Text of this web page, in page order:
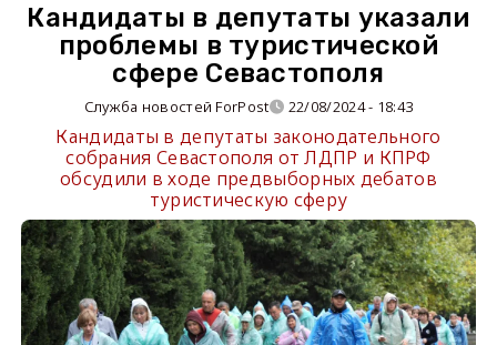
Кандидаты в депутаты указали
проблемы в туристической
сфере Севастополя
Служба новостей ForPost 22/08/2024 - 18:43
Кандидаты в депутаты законодательного
собрания Севастополя от ЛДПР и КПРФ
обсудили в ходе предвыборных дебатов
туристическую сферу